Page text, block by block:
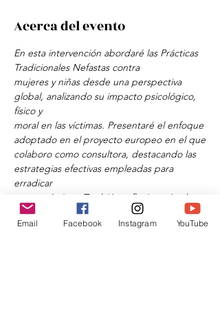
Acerca del evento
En esta intervención abordaré las Prácticas
Tradicionales Nefastas contra
mujeres y niñas desde una perspectiva
global, analizando su impacto psicológico,
físico y
moral en las víctimas. Presentaré el enfoque
adoptado en el proyecto europeo en el que
colaboro como consultora, destacando las
estrategias efectivas empleadas para
erradicar
estas prácticas. También reflexionaré sobre
la perpetuación de la violencia en la
actualidad
Email Facebook Instagram YouTube